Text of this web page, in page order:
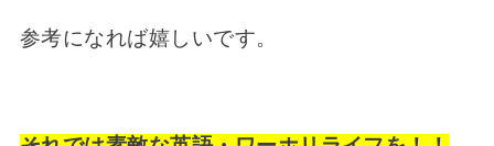
参考になれば嬉しいです。